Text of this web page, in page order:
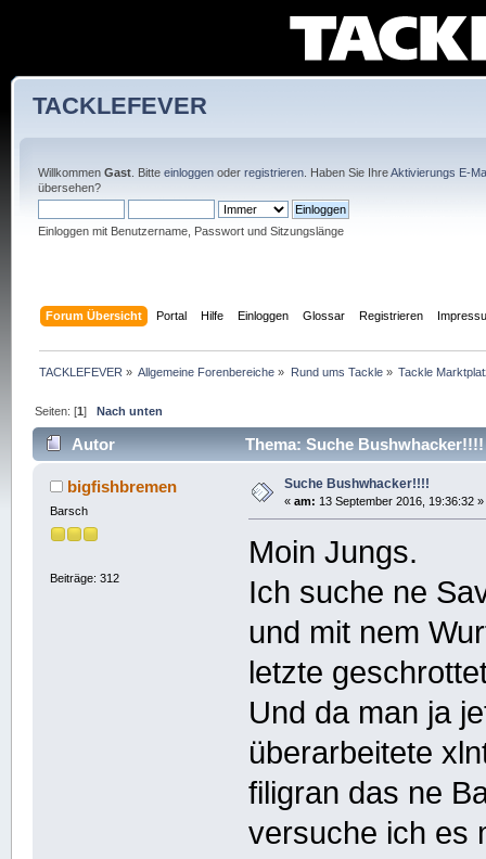
TACKLEFEVER
Willkommen Gast. Bitte einloggenoder registrieren. Haben Sie IhreAktivierungs E-
übersehen?
Einloggen mit Benutzername, Passwort und Sitzungslänge
Forum Übersicht Portal Hilfe Einloggen Glossar Registrieren
TACKLEFEVER » Allgemeine Forenbereiche » Rund ums Tackle» Tackle
Seiten: [1]Nach unten
Autor Thema: Suche
bigfishbremen
Barsch
Beiträge: 312
Suche Bushwhacker!!!!
« am: 13 September 2016, 19:36:32 »
Moin Jungs.
Ich suche ne
und mit nem
letzte
Und da man ja
überarbeitete
filigran das ne
versuche ich es